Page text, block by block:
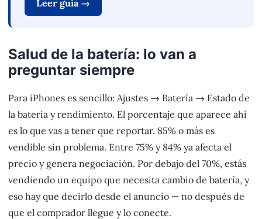
Leer guía →
Salud de la batería: lo van a
preguntar siempre
Para iPhones es sencillo: Ajustes → Batería → Estado de
la batería y rendimiento. El porcentaje que aparece ahí
es lo que vas a tener que reportar. 85% o más es
vendible sin problema. Entre 75% y 84% ya afecta el
precio y genera negociación. Por debajo del 70%, estás
vendiendo un equipo que necesita cambio de batería, y
eso hay que decirlo desde el anuncio — no después de
que el comprador llegue y lo conecte.